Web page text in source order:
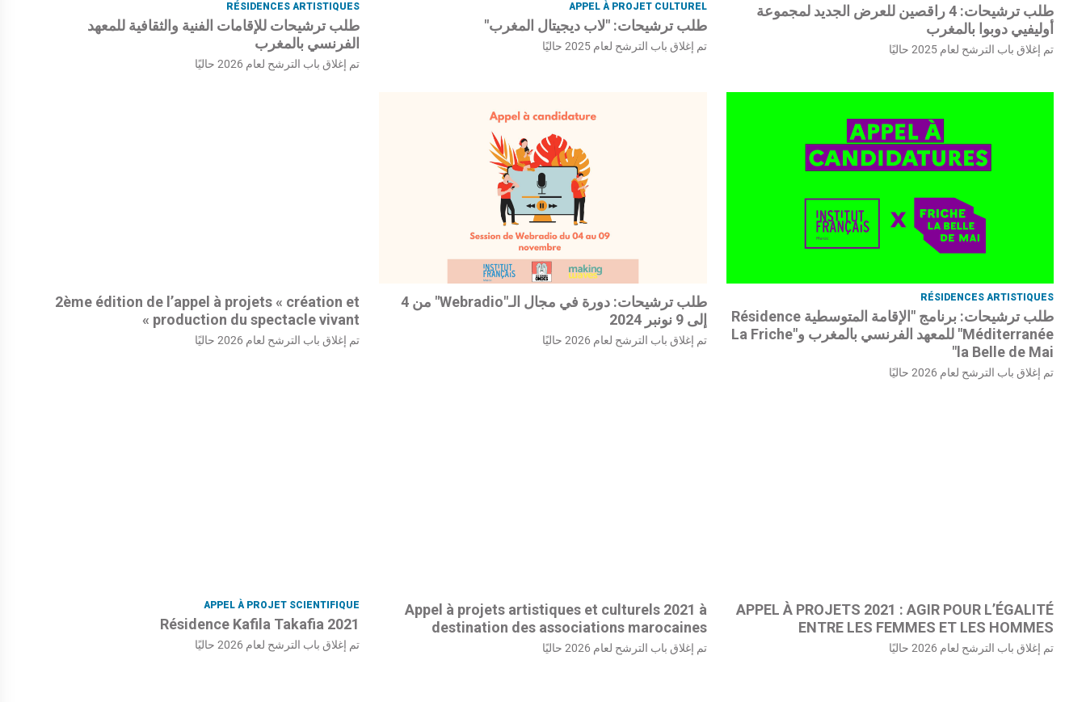
طلب ترشيحات: 4 راقصين للعرض الجديد لمجموعة
أوليفيي دوبوا بالمغرب
تم إغلاق باب الترشح لعام 2025 حاليًا
APPEL À PROJET CULTUREL
طلب ترشيحات: "لاب ديجيتال المغرب"
تم إغلاق باب الترشح لعام 2025 حاليًا
RÉSIDENCES ARTISTIQUES
طلب ترشيحات للإقامات الفنية والثقافية للمعهد
الفرنسي بالمغرب
تم إغلاق باب الترشح لعام 2026 حاليًا
RÉSIDENCES ARTISTIQUES
طلب ترشيحات: برنامج "الإقامة المتوسطية Résidence
Méditerranée" للمعهد الفرنسي بالمغرب و"La Friche
la Belle de Mai"
تم إغلاق باب الترشح لعام 2026 حاليًا
طلب ترشيحات: دورة في مجال الـ"Webradio" من 4
إلى 9 نونبر 2024
تم إغلاق باب الترشح لعام 2026 حاليًا
2ème édition de l’appel à projets « création et
production du spectacle vivant »
تم إغلاق باب الترشح لعام 2026 حاليًا
APPEL À PROJETS 2021 : AGIR POUR L’ÉGALITÉ
ENTRE LES FEMMES ET LES HOMMES
تم إغلاق باب الترشح لعام 2026 حاليًا
Appel à projets artistiques et culturels 2021 à
destination des associations marocaines
تم إغلاق باب الترشح لعام 2026 حاليًا
APPEL À PROJET SCIENTIFIQUE
Résidence Kafila Takafia 2021
تم إغلاق باب الترشح لعام 2026 حاليًا